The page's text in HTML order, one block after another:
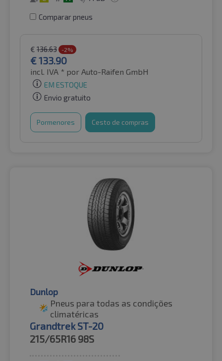
Comparar pneus
€ 136.63 -2%
€133.90
incl. IVA * por Auto-Raifen GmbH
EM ESTOQUE
Envio gratuito
Pormenores Cesto de compras
Dunlop
Pneus para todas as condições
climatéricas
Grandtrek ST-20
215/65R16 98S